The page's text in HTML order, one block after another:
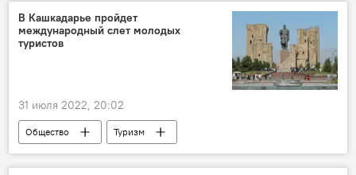
В Кашкадарье пройдет
международный слет молодых
туристов
31 июля 2022, 20:02
Общество
Туризм
Кашкадарьинская область